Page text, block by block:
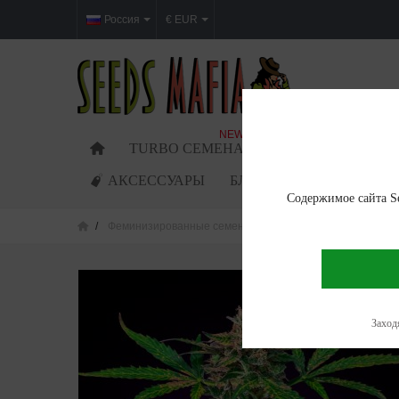
Россия € EUR
TURBO СЕМЕНА
NEW
АКСЕССУАРЫ БЛОГ
Содержимое сайта